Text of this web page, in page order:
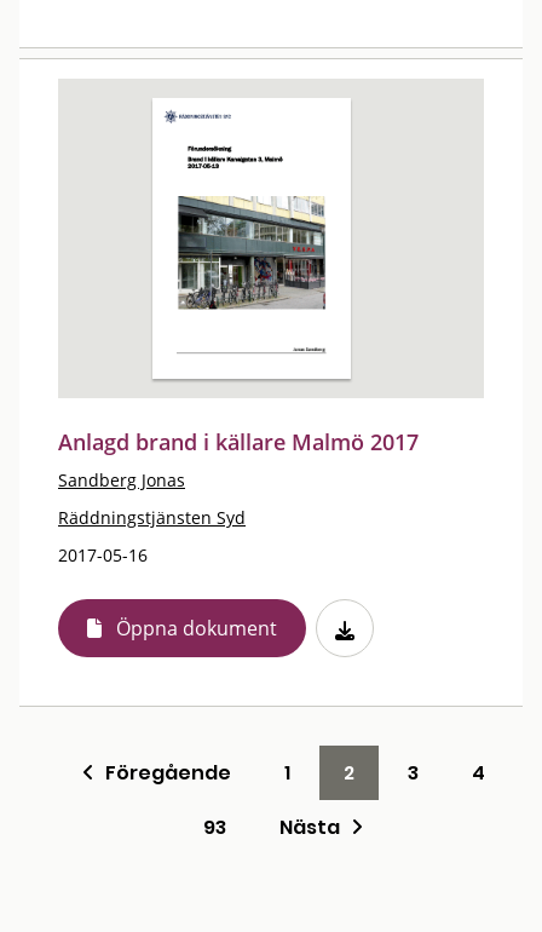
Anlagd brand i källare Malmö 2017
Sandberg Jonas
Räddningstjänsten Syd
2017-05-16
Öppna dokument
Föregående 1 2 3
4
93
Nästa